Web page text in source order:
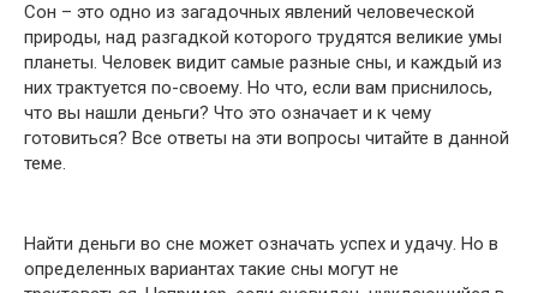
Сон – это одно из загадочных явлений человеческой
природы, над разгадкой которого трудятся великие умы
планеты. Человек видит самые разные сны, и каждый из
них трактуется по-своему. Но что, если вам приснилось,
что вы нашли деньги? Что это означает и к чему
готовиться? Все ответы на эти вопросы читайте в данной
теме.
Найти деньги во сне может означать успех и удачу. Но в
определенных вариантах такие сны могут не